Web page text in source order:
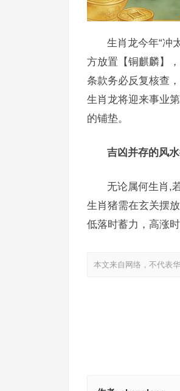
生肖龙今年“冲
方放置【铜麒麟】
条款务必反复核查
生肖龙将迎来事业
的铺垫。
吉凶并存的风
无论属何生肖,
生肖猪需在玄关摆
低落时蓄力，高涨
本文来自网络，不代表